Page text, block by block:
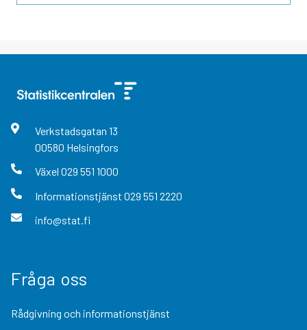
Verkstadsgatan 13
00580 Helsingfors
Växel 029 551 1000
Informationstjänst 029 551 2220
info@stat.fi
Fråga oss
Rådgivning och informationstjänst